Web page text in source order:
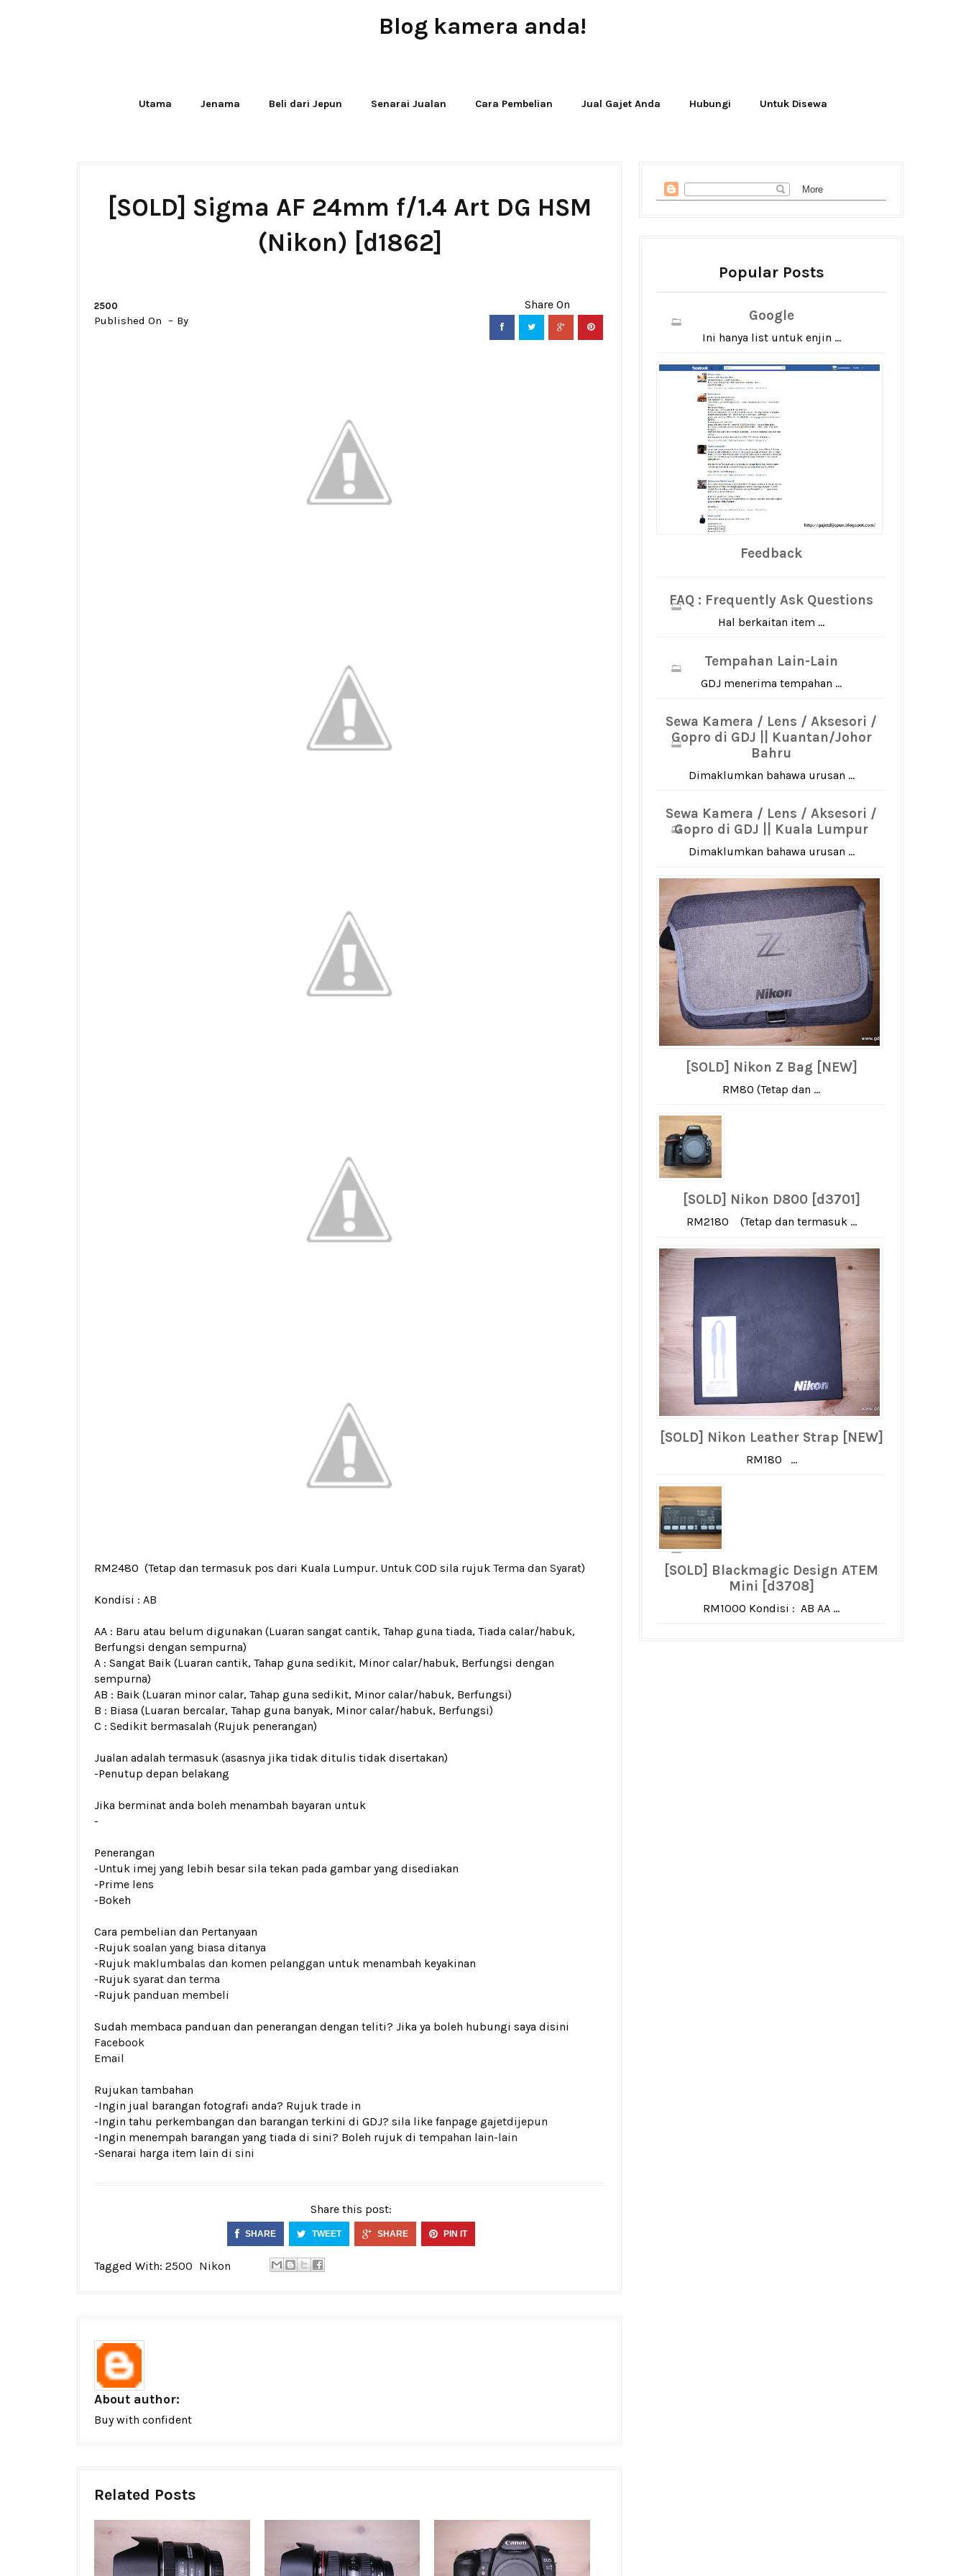
Blog kamera anda!
Utama Jenama Beli dari Jepun Senarai Jualan Cara Pembelian Jual Gajet Anda Hubungi Untuk Disewa
[SOLD] Sigma AF 24mm f/1.4 Art DG HSM
(Nikon) [d1862]
2500
Published On By
RM2480 (Tetap dan termasuk pos dari Kuala Lumpur. Untuk COD sila rujuk Terma dan Syarat)
Kondisi : AB
AA : Baru atau belum digunakan (Luaran sangat cantik, Tahap guna tiada, Tiada calar/habuk,
Berfungsi dengan sempurna)
A : Sangat Baik (Luaran cantik, Tahap guna sedikit, Minor calar/habuk, Berfungsi dengan
sempurna)
AB : Baik (Luaran minor calar, Tahap guna sedikit, Minor calar/habuk, Berfungsi)
B : Biasa (Luaran bercalar, Tahap guna banyak, Minor calar/habuk, Berfungsi)
C : Sedikit bermasalah (Rujuk penerangan)
Jualan adalah termasuk (asasnya jika tidak ditulis tidak disertakan)
-Penutup depan belakang
Jika berminat anda boleh menambah bayaran untuk
-
Penerangan
-Untuk imej yang lebih besar sila tekan pada gambar yang disediakan
-Prime lens
-Bokeh
Cara pembelian dan Pertanyaan
-Rujuk soalan yang biasa ditanya
-Rujuk maklumbalas dan komen pelanggan untuk menambah keyakinan
-Rujuk syarat dan terma
-Rujuk panduan membeli
Sudah membaca panduan dan penerangan dengan teliti? Jika ya boleh hubungi saya disini
Facebook
Email
Rujukan tambahan
-Ingin jual barangan fotografi anda? Rujuk trade in
-Ingin tahu perkembangan dan barangan terkini di GDJ? sila like fanpage gajetdijepun
-Ingin menempah barangan yang tiada di sini? Boleh rujuk di tempahan lain-lain
-Senarai harga item lain di sini
Share this post:
SHARE TWEET SHARE PIN IT
Tagged With: 2500 Nikon
About author:
Buy with confident
Related Posts
Popular Posts
Google
Ini hanya list untuk enjin ...
Feedback
FAQ : Frequently Ask Questions
Hal berkaitan item ...
Tempahan Lain-Lain
GDJ menerima tempahan ...
Sewa Kamera / Lens / Aksesori /
Gopro di GDJ || Kuantan/Johor
Bahru
Dimaklumkan bahawa urusan ...
Sewa Kamera / Lens / Aksesori /
Gopro di GDJ || Kuala Lumpur
Dimaklumkan bahawa urusan ...
[SOLD] Nikon Z Bag [NEW]
RM80 (Tetap dan ...
[SOLD] Nikon D800 [d3701]
RM2180 (Tetap dan termasuk ...
[SOLD] Nikon Leather Strap [NEW]
RM180 ...
[SOLD] Blackmagic Design ATEM
Mini [d3708]
RM1000 Kondisi : AB AA ...